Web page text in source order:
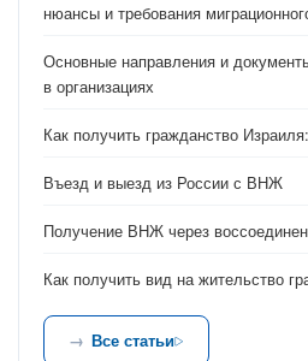
нюансы и требования
Основные направления и
в организациях
Как получить гражданство
Въезд и выезд из России с ВНЖ
Получение ВНЖ через
Как получить вид на жительство
Все статьи